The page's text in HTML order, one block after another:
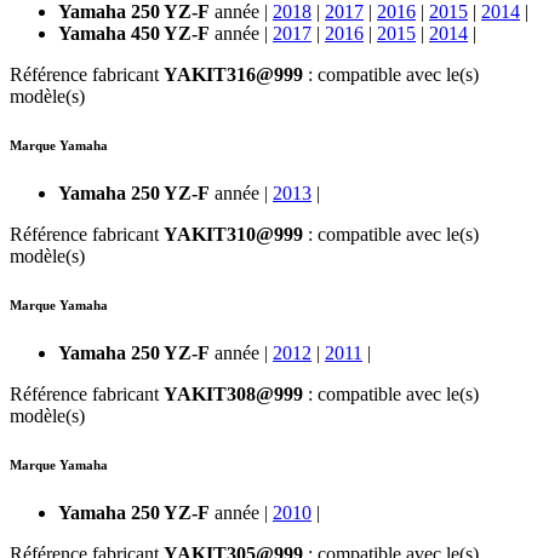
Yamaha 250 YZ-F année | 2018 | 2017 | 2016 | 2015 | 2014 |
Yamaha 450 YZ-F année | 2017 | 2016 | 2015 | 2014 |
Référence fabricant YAKIT316@999 : compatible avec le(s)
modèle(s)
Marque Yamaha
Yamaha 250 YZ-F année | 2013 |
Référence fabricant YAKIT310@999 : compatible avec le(s)
modèle(s)
Marque Yamaha
Yamaha 250 YZ-F année | 2012 | 2011 |
Référence fabricant YAKIT308@999 : compatible avec le(s)
modèle(s)
Marque Yamaha
Yamaha 250 YZ-F année | 2010 |
Référence fabricant YAKIT305@999 : compatible avec le(s)